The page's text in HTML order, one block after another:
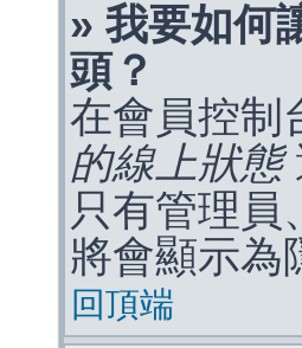
» 我要如何
頭？
在會員控制
的線上狀態
只有管理員
將會顯示為
回頂端